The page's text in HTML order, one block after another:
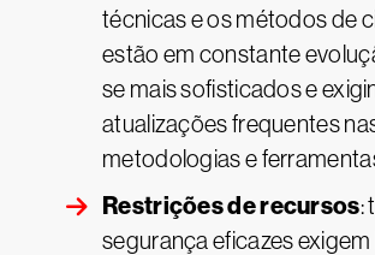
técnicas e os métodos de
estão em constante
se mais sofisticados e
atualizações frequentes
metodologias e
Restrições de recursos:
segurança eficazes